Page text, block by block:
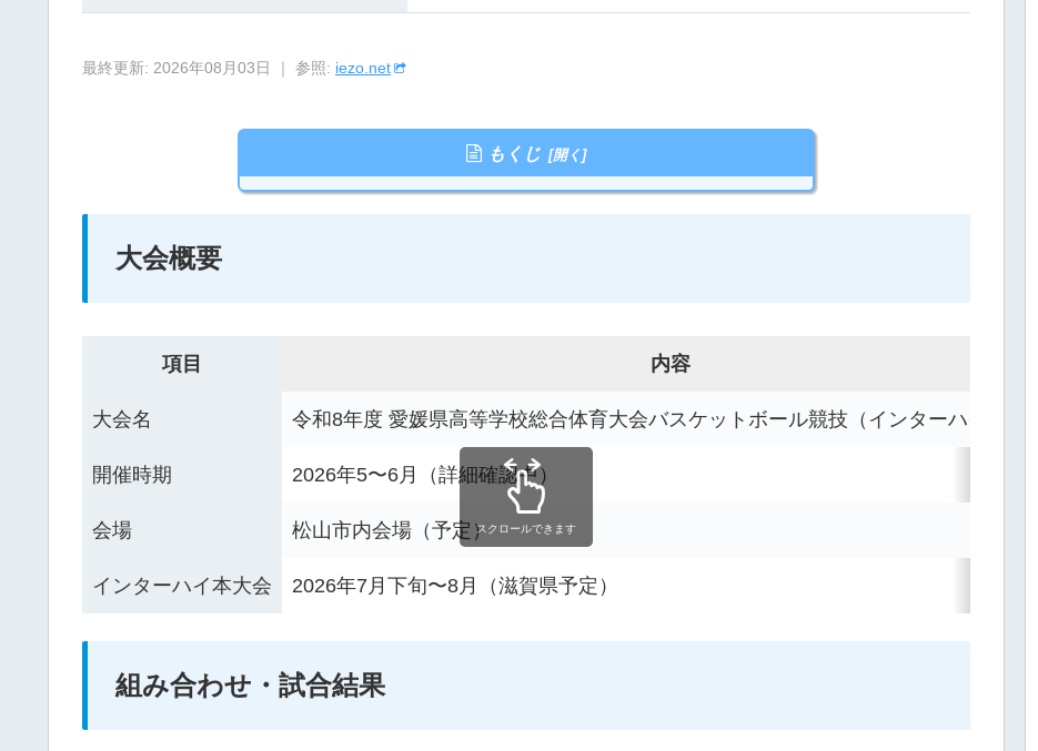
最終更新: 2026年08月03日 ｜ 参照: iezo.net
もくじ
大会概要
項目 内容
大会名 令和8年度 愛媛県高等学校総合体育大会バスケットボール競技（インターハイ予選）
開催時期 2026年5〜6月（詳細確認中）
会場 松山市内会場（予定）
インターハイ本大会 2026年7月下旬〜8月（滋賀県予定）
スクロールできます
組み合わせ・試合結果